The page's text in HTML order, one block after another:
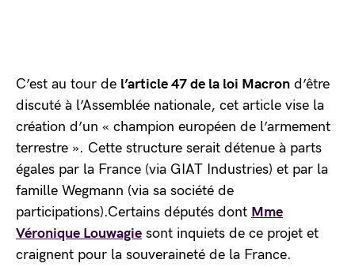
C’est au tour de l’article 47 de la loi Macron d’être
discuté à l’Assemblée nationale, cet article vise la
création d’un « champion européen de l’armement
terrestre ». Cette structure serait détenue à parts
égales par la France (via GIAT Industries) et par la
famille Wegmann (via sa société de
participations).Certains députés dont Mme
Véronique Louwagie sont inquiets de ce projet et
craignent pour la souveraineté de la France.